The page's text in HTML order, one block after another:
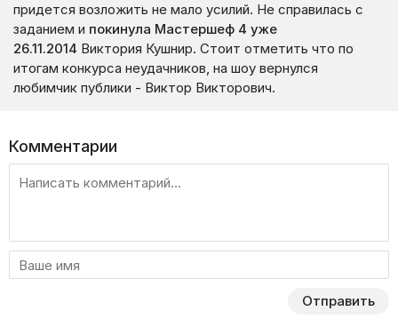
придется возложить не мало усилий. Не справилась с
заданием и покинула Мастершеф 4 уже
26.11.2014 Виктория Кушнир. Стоит отметить что по
итогам конкурса неудачников, на шоу вернулся
любимчик публики - Виктор Викторович.
Комментарии
Отправить